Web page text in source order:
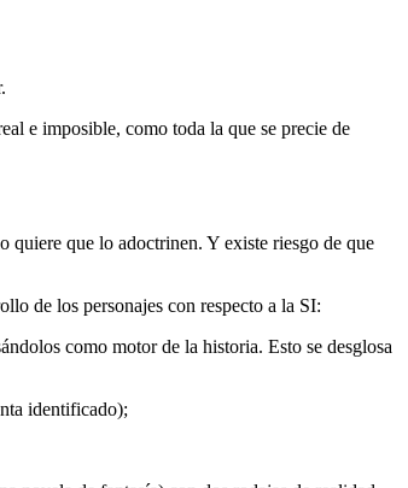
e imposible, como toda la que se precie de
quiere que lo adoctrinen. Y existe riesgo de que
de los personajes con respecto a la SI:
como motor de la historia. Esto se desglosa
identificado);